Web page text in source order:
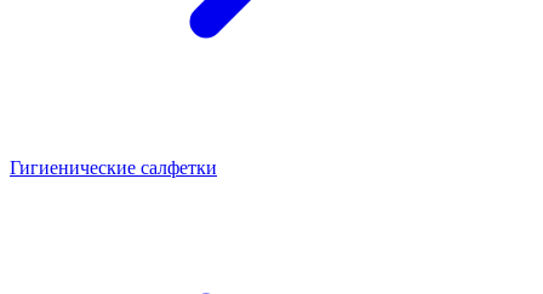
Гигиенические салфетки